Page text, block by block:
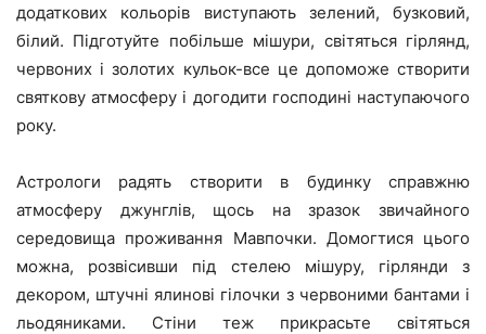
додаткових кольорів виступають зелений, бузковий,
білий. Підготуйте побільше мішури, світяться гірлянд,
червоних і золотих кульок-все це допоможе створити
святкову атмосферу і догодити господині наступаючого
року.
Астрологи радять створити в будинку справжню
атмосферу джунглів, щось на зразок звичайного
середовища проживання Мавпочки. Домогтися цього
можна, розвісивши під стелею мішуру, гірлянди з
декором, штучні ялинові гілочки з червоними бантами і
льодяниками. Стіни теж прикрасьте світяться